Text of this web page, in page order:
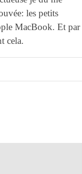
les petits
MacBook. Et par
cela.